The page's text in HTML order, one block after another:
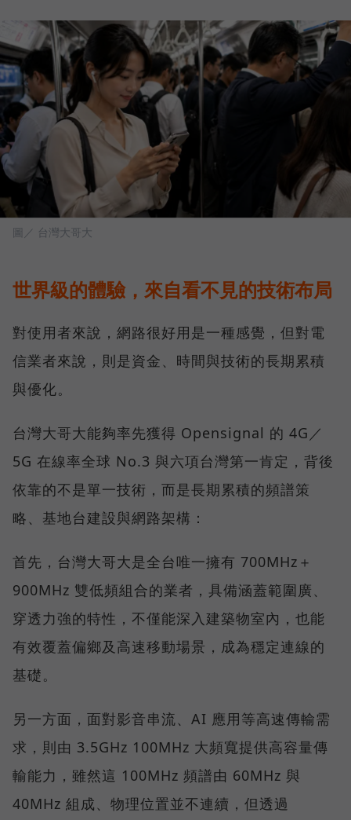
圖／ 台灣大哥大
世界級的體驗，來自看不見的技術布局
對使用者來說，網路很好用是一種感覺，但對電
信業者來說，則是資金、時間與技術的長期累積
與優化。
台灣大哥大能夠率先獲得 Opensignal 的 4G／
5G 在線率全球 No.3 與六項台灣第一肯定，背後
依靠的不是單一技術，而是長期累積的頻譜策
略、基地台建設與網路架構：
首先，台灣大哥大是全台唯一擁有 700MHz＋
900MHz 雙低頻組合的業者，具備涵蓋範圍廣、
穿透力強的特性，不僅能深入建築物室內，也能
有效覆蓋偏鄉及高速移動場景，成為穩定連線的
基礎。
另一方面，面對影音串流、AI 應用等高速傳輸需
求，則由 3.5GHz 100MHz 大頻寬提供高容量傳
輸能力，雖然這 100MHz 頻譜由 60MHz 與
40MHz 組成、物理位置並不連續，但透過